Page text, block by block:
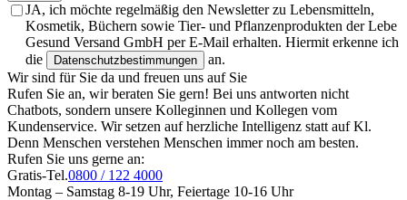
JA, ich möchte regelmäßig den Newsletter zu Lebensmitteln,
Kosmetik, Büchern sowie Tier- und Pflanzenprodukten der Lebe
Gesund Versand GmbH per E-Mail erhalten. Hiermit erkenne ich
die
Datenschutzbestimmungen
an.
Wir sind für Sie da und freuen uns auf Sie
Rufen Sie an, wir beraten Sie gern! Bei uns antworten nicht
Chatbots, sondern unsere Kolleginnen und Kollegen vom
Kundenservice. Wir setzen auf herzliche Intelligenz statt auf Kl.
Denn Menschen verstehen Menschen immer noch am besten.
Rufen Sie uns gerne an:
Gratis-Tel.0800 / 122 4000
Montag – Samstag 8-19 Uhr, Feiertage 10-16 Uhr